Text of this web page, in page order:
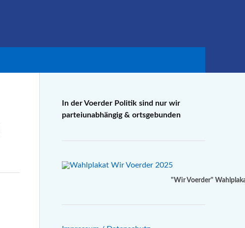
In der Voerder Politik sind nur wir
parteiunabhängig & ortsgebunden
"Wir Voerder"